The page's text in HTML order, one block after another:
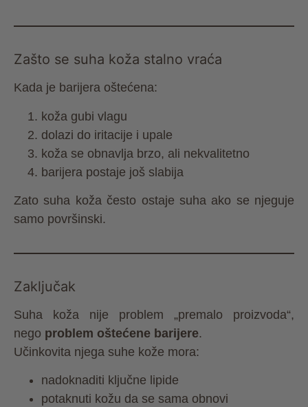
Zašto se suha koža stalno vraća
Kada je barijera oštećena:
koža gubi vlagu
dolazi do iritacije i upale
koža se obnavlja brzo, ali nekvalitetno
barijera postaje još slabija
Zato suha koža često ostaje suha ako se njeguje
samo površinski.
Zaključak
Suha koža nije problem „premalo proizvoda“,
nego problem oštećene barijere.
Učinkovita njega suhe kože mora:
nadoknaditi ključne lipide
potaknuti kožu da se sama obnovi